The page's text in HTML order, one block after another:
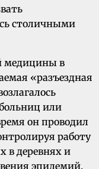
столичными
медицины в
«разъездная
или
он проводил
работу
в деревнях и
эпидемий.